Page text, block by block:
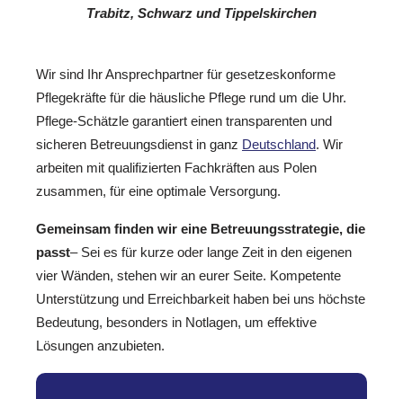
Trabitz, Schwarz und Tippelskirchen
Wir sind Ihr Ansprechpartner für gesetzeskonforme
Pflegekräfte für die häusliche Pflege rund um die Uhr.
Pflege-Schätzle garantiert einen transparenten und
sicheren Betreuungsdienst in ganz Deutschland. Wir
arbeiten mit qualifizierten Fachkräften aus Polen
zusammen, für eine optimale Versorgung.
Gemeinsam finden wir eine Betreuungsstrategie, die
passt– Sei es für kurze oder lange Zeit in den eigenen
vier Wänden, stehen wir an eurer Seite. Kompetente
Unterstützung und Erreichbarkeit haben bei uns höchste
Bedeutung, besonders in Notlagen, um effektive
Lösungen anzubieten.